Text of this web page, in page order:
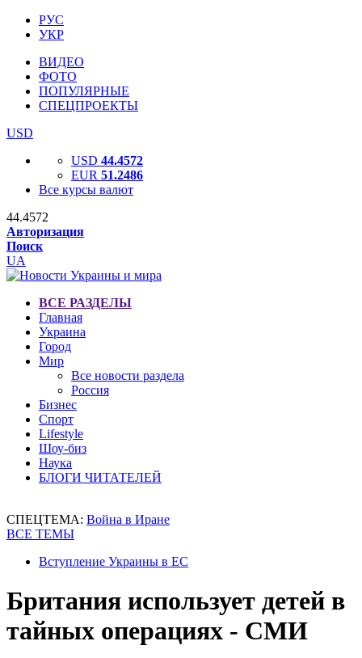
РУС
УКР
ВИДЕО
ФОТО
ПОПУЛЯРНЫЕ
СПЕЦПРОЕКТЫ
USD
USD 44.4572
EUR 51.2486
Все курсы валют
44.4572
Авторизация
Поиск
UA
ВСЕ РАЗДЕЛЫ
Главная
Украина
Город
Мир
Все новости раздела
Россия
Бизнес
Спорт
Lifestyle
Шоу-биз
Наука
БЛОГИ ЧИТАТЕЛЕЙ
СПЕЦТЕМА: Война в Иране
ВСЕ ТЕМЫ
Вступление Украины в ЕС
Британия использует детей в
тайных операциях - СМИ